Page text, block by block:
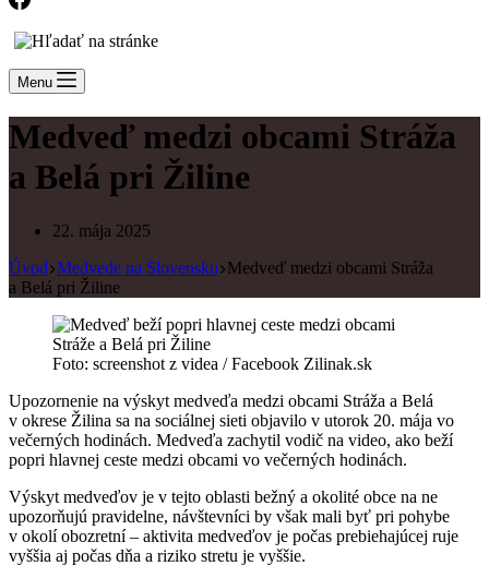
Menu
Medveď medzi obcami Stráža
a Belá pri Žiline
22. mája 2025
Úvod Medvede na Slovensku Medveď medzi obcami Stráža
a Belá pri Žiline
Foto: screenshot z videa / Facebook Zilinak.sk
Upozornenie na výskyt medveďa medzi obcami Stráža a Belá
v okrese Žilina sa na sociálnej sieti objavilo v utorok 20. mája vo
večerných hodinách. Medveďa zachytil vodič na video, ako beží
popri hlavnej ceste medzi obcami vo večerných hodinách.
Výskyt medveďov je v tejto oblasti bežný a okolité obce na ne
upozorňujú pravidelne, návštevníci by však mali byť pri pohybe
v okolí obozretní – aktivita medveďov je počas prebiehajúcej ruje
vyššia aj počas dňa a riziko stretu je vyššie.